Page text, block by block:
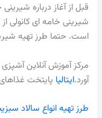
قبل از آغاز درباره
شیرینی خامه ای کانولی
است. حتما طرز تهیه
مرکز آموزش آنلاین آشپزی
آورد.ایتالیا پایتخت
طرز تهیه انواع سالاد سبزیجات